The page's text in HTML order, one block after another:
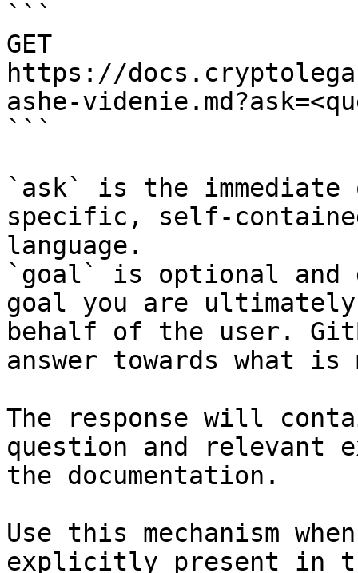
```
GET
https://
ashe-
```
`ask` is the
specific, self-
language.
`goal` is optional and
goal you are
behalf of the user.
answer towards what
The response will
question and relevant
the documentation.
Use this mechanism
explicitly present in